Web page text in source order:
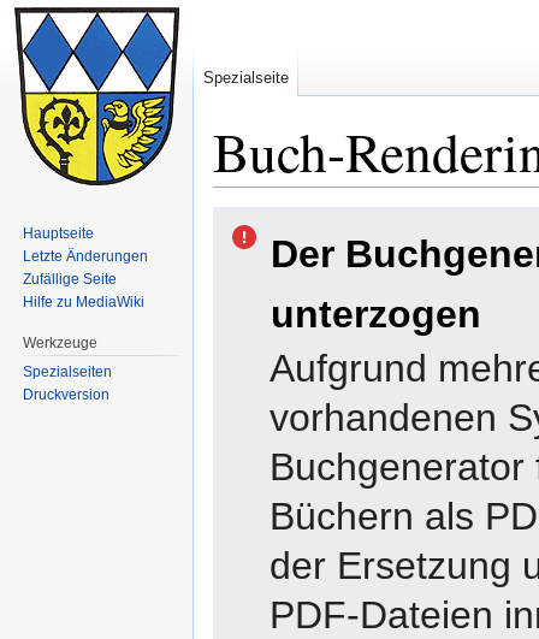
Buch-
Navigation
springen
Suche
springenDer
unterzogen
Aufgrund
vorhandenen
Büchern als
der Ersetzung
PDF-Dateien
Spezialseite
Hauptseite
Letzte Änderungen
Zufällige Seite
Hilfe zu MediaWiki
Werkzeuge
Spezialseiten
Druckversion